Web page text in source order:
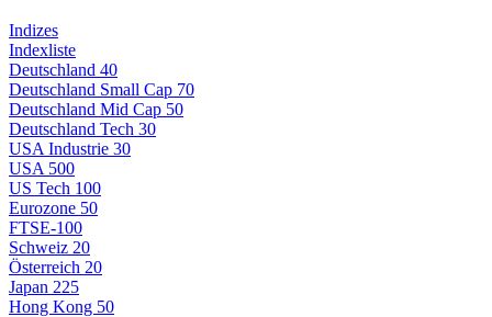
Indizes
Indexliste
Deutschland 40
Deutschland Small Cap 70
Deutschland Mid Cap 50
Deutschland Tech 30
USA Industrie 30
USA 500
US Tech 100
Eurozone 50
FTSE-100
Schweiz 20
Österreich 20
Japan 225
Hong Kong 50